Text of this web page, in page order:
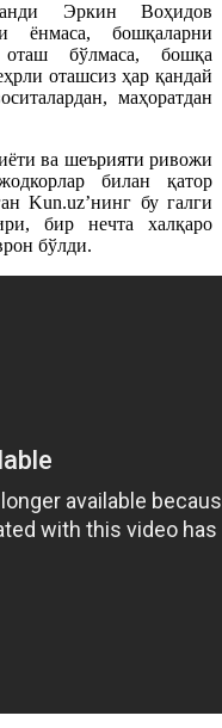
Эркин Воҳидов
ёнмаса, бошқаларни
оташ бўлмаса, бошқа
оташсиз ҳар қандай
маҳоратдан
ва шеърияти ривожи
билан қатор
Kun.uzʼнинг бу галги
бир нечта халқаро
бўлди.